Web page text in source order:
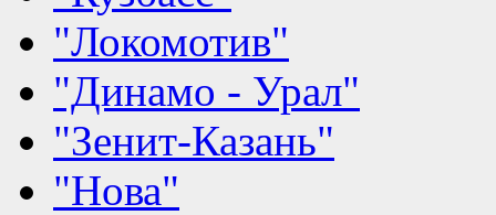
"Локомотив"
"Динамо - Урал"
"Зенит-Казань"
"Нова"